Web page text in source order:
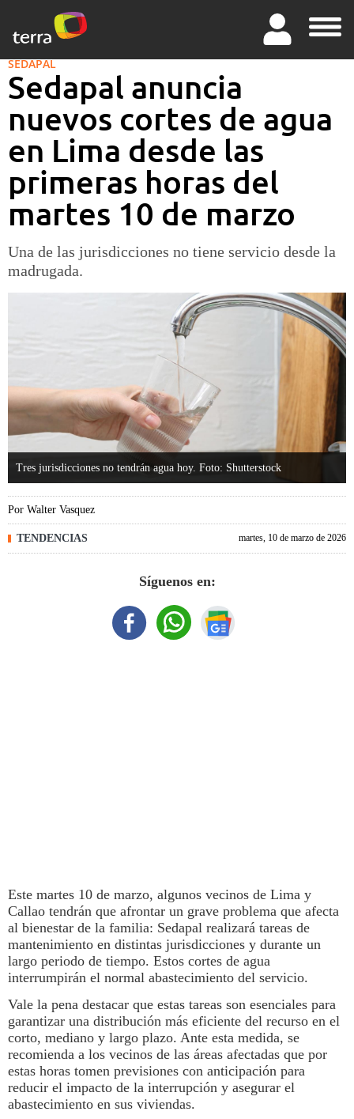
SEDAPAL
Sedapal anuncia
nuevos cortes de agua
en Lima desde las
primeras horas del
martes 10 de marzo
Una de las jurisdicciones no tiene servicio desde la
madrugada.
Tres jurisdicciones no tendrán agua hoy. Foto: Shutterstock
TENDENCIAS
Por Walter Vasquez
martes, 10 de marzo de 2026
Síguenos en:
Este martes 10 de marzo, algunos vecinos de Limay
Callao tendrán que afrontar un grave problema que afecta
al bienestar de la familia: Sedapalrealizará tareas de
mantenimiento en distintas jurisdicciones y durante un
largo periodo de tiempo. Estos cortes de agua
interrumpirán el normal abastecimiento del servicio.
Vale la pena destacar que estas tareas son esenciales para
garantizar una distribución más eficiente del recurso en el
corto, mediano y largo plazo. Ante esta medida, se
recomienda a los vecinos de las áreas afectadas que por
estas horas tomen previsiones con anticipación para
reducir el impacto de la interrupción y asegurar el
abastecimiento en sus viviendas.